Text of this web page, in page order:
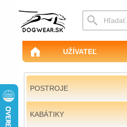
UŽÍVATEĽ
POSTROJE
KABÁTIKY